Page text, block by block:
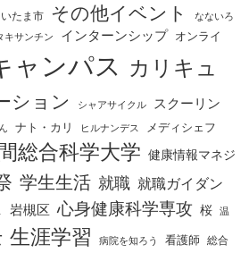
たま市 その他イベント
なないろ
キサンチン インターンシップ オンライ
ャンパス カリキュ
ション シャアサイクル
スクーリン
ナト・カリ ヒルナンデス メディシェフ
総合科学大学 健康情報マネジ
学生生活 就職 就職ガイダン
岩槻区 心身健康科学専攻 桜 温
生涯学習 病院を知ろう 看護師 総合